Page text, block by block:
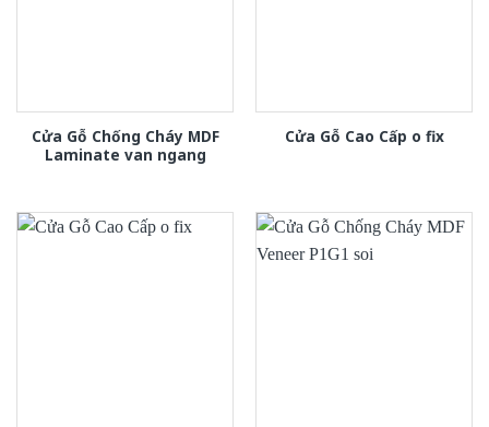
Cửa Gỗ Chống Cháy MDF
Laminate van ngang
Cửa Gỗ Cao Cấp o fix